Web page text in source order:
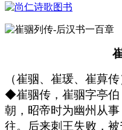
（崔骃、崔瑗、崔萛传
◆崔骃传，崔骃字亭伯
朝，昭帝时为幽州从
往。后来刺王失败，